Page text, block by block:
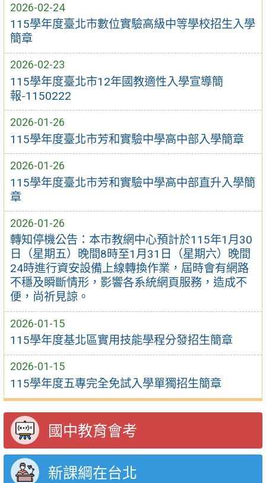
2026-02-24
115學年度臺北市數位實驗高級中等學校招生入學
簡章
2026-02-23
115學年度臺北市12年國教適性入學宣導簡
報-1150222
2026-01-26
115學年度臺北市芳和實驗中學高中部入學簡章
2026-01-26
115學年度臺北市芳和實驗中學高中部直升入學簡
章
2026-01-26
轉知停機公告：本市教網中心預計於115年1月30
日（星期五）晚間8時至1月31日（星期六）晚間
24時進行資安設備上線轉換作業，屆時會有網路
不穩及瞬斷情形，影響各系統網頁服務，造成不
便，尚祈見諒。
2026-01-15
115學年度基北區實用技能學程分發招生簡章
2026-01-15
115學年度五專完全免試入學單獨招生簡章
國中教育會考
新課綱在台北